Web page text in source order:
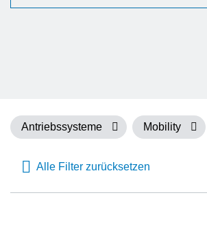
Antriebssysteme Mobility
Alle Filter zurücksetzen